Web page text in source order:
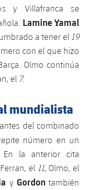
y Villafranca se
Lamine Yamal
a tener el 19
con el que hizo
Olmo continúa
el 7.
mundialista
del combinado
número en un
En la anterior cita
el 11, Olmo, el
y Gordontambién